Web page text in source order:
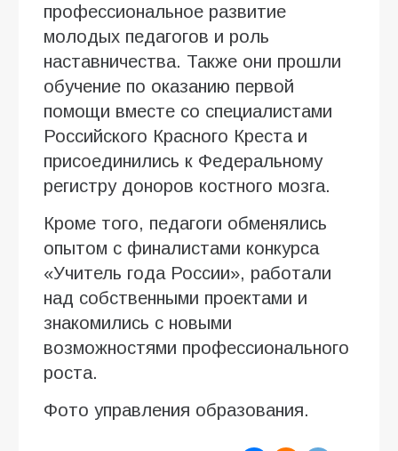
профессиональное развитие
молодых педагогов и роль
наставничества. Также они прошли
обучение по оказанию первой
помощи вместе со специалистами
Российского Красного Креста и
присоединились к Федеральному
регистру доноров костного мозга.
Кроме того, педагоги обменялись
опытом с финалистами конкурса
«Учитель года России», работали
над собственными проектами и
знакомились с новыми
возможностями профессионального
роста.
Фото управления образования.